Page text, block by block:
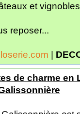
et
reposer...
|
de charme en